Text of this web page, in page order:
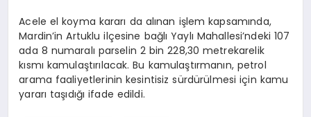
Acele el koyma kararı da alınan işlem kapsamında,
Mardin’in Artuklu ilçesine bağlı Yaylı Mahallesi’ndeki 107
ada 8 numaralı parselin 2 bin 228,30 metrekarelik
kısmı kamulaştırılacak. Bu kamulaştırmanın, petrol
arama faaliyetlerinin kesintisiz sürdürülmesi için kamu
yararı taşıdığı ifade edildi.